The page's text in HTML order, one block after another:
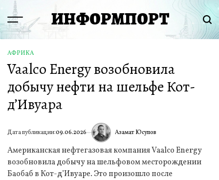
Перейти
содержимому
Menu ИНФОРМПОРТ
ОПУБЛИКОВАНО
В
АФРИКА
Vaalco Energy возобновила
добычу нефти на шельфе Кот-
д’Ивуара
Дата публикации:09.06.2026 ИА Азамат Юсупов
Американская нефтегазовая компания Vaalco Energy
возобновила добычу на шельфовом месторождении
Баобаб в Кот-д’Ивуаре. Это произошло после